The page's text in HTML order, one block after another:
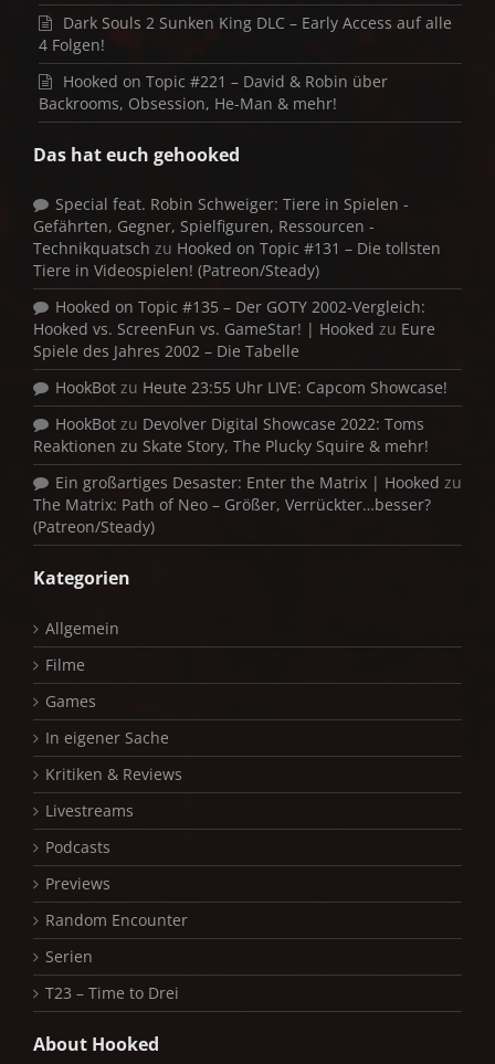
Dark Souls 2 Sunken King DLC – Early Access auf alle
4 Folgen!
Hooked on Topic #221 – David & Robin über
Backrooms, Obsession, He-Man & mehr!
Das hat euch gehooked
Special feat. Robin Schweiger: Tiere in Spielen -
Gefährten, Gegner, Spielfiguren, Ressourcen -
Technikquatsch zu Hooked on Topic #131 – Die tollsten
Tiere in Videospielen! (Patreon/Steady)
Hooked on Topic #135 – Der GOTY 2002-Vergleich:
Hooked vs. ScreenFun vs. GameStar! | Hooked zu Eure
Spiele des Jahres 2002 – Die Tabelle
HookBot zu Heute 23:55 Uhr LIVE: Capcom Showcase!
HookBot zu Devolver Digital Showcase 2022: Toms
Reaktionen zu Skate Story, The Plucky Squire & mehr!
Ein großartiges Desaster: Enter the Matrix | Hooked zu
The Matrix: Path of Neo – Größer, Verrückter…besser?
(Patreon/Steady)
Kategorien
Allgemein
Filme
Games
In eigener Sache
Kritiken & Reviews
Livestreams
Podcasts
Previews
Random Encounter
Serien
T23 – Time to Drei
About Hooked